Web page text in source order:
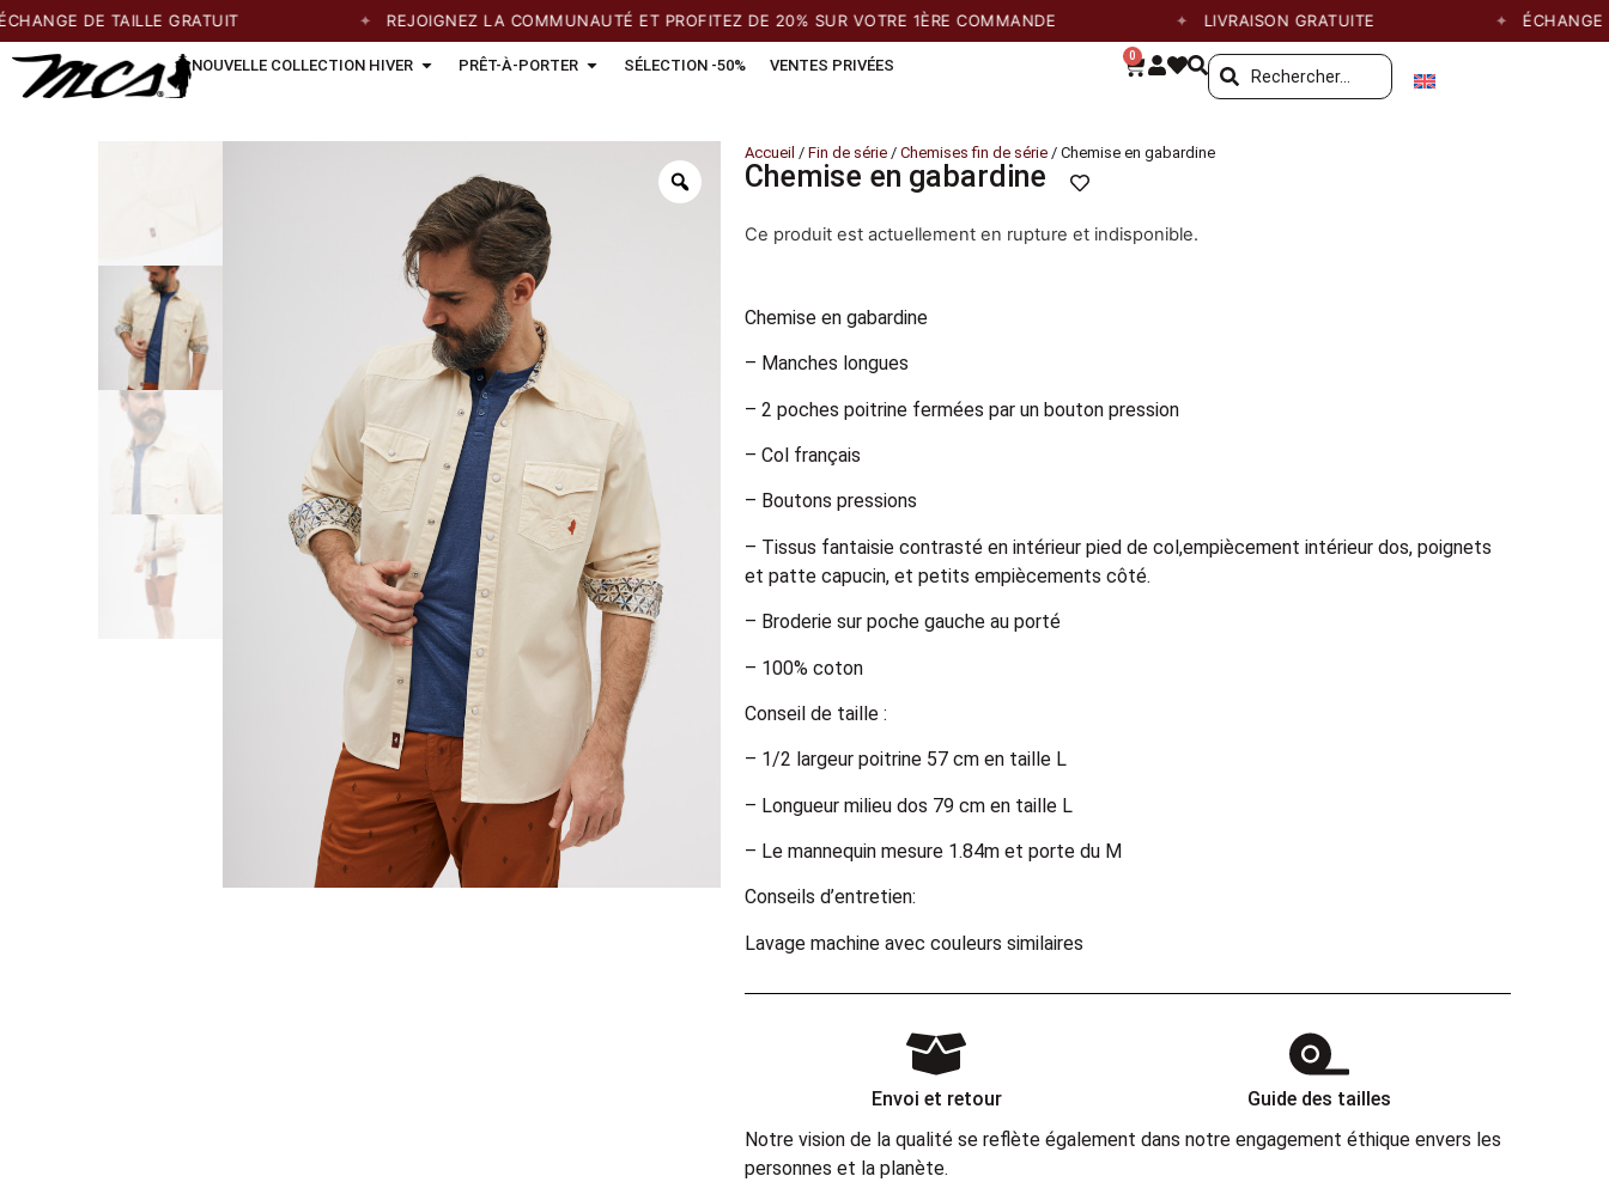
DE TAILLE GRATUIT REJOIGNEZ LA COMMUNAUTÉ ET PROFITEZ DE 20% SUR VOTRE 1ÈRE COMMANDE LIVRAISON GRATUITE ÉCHANGE DE
NOUVELLE COLLECTION HIVER PRÊT-À-PORTER SÉLECTION -50% VENTES PRIVÉES
0
Accueil / Fin de série / Chemises fin de série / Chemise en gabardine
Chemise en gabardine
Ce produit est actuellement en rupture et indisponible.
Chemise en gabardine
– Manches longues
– 2 poches poitrine fermées par un bouton pression
– Col français
– Boutons pressions
– Tissus fantaisie contrasté en intérieur pied de col,empiècement intérieur dos, poignets
et patte capucin, et petits empiècements côté.
– Broderie sur poche gauche au porté
– 100% coton
Conseil de taille :
– 1/2 largeur poitrine 57 cm en taille L
– Longueur milieu dos 79 cm en taille L
– Le mannequin mesure 1.84m et porte du M
Conseils d’entretien:
Lavage machine avec couleurs similaires
Envoi et retour
Guide des tailles
Notre vision de la qualité se reflète également dans notre engagement éthique envers les
personnes et la planète.